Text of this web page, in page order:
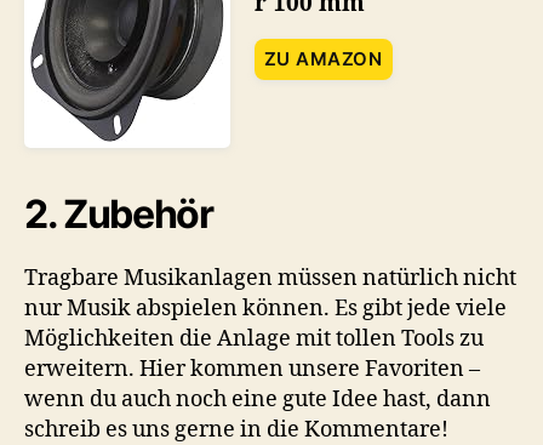
ZU AMAZON
2. Zubehör
Tragbare Musikanlagen müssen natürlich nicht
nur Musik abspielen können. Es gibt jede viele
Möglichkeiten die Anlage mit tollen Tools zu
erweitern. Hier kommen unsere Favoriten –
wenn du auch noch eine gute Idee hast, dann
schreib es uns gerne in die Kommentare!